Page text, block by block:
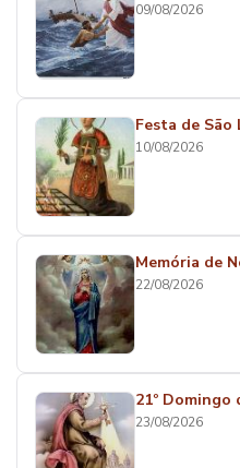
09/08/2026
Festa de
10/08/2026
Memória de
22/08/2026
21º Domingo
23/08/2026